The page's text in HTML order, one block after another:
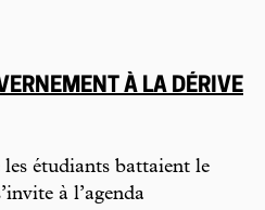
À LA DÉRIVE
étudiants battaient le
à l’agenda